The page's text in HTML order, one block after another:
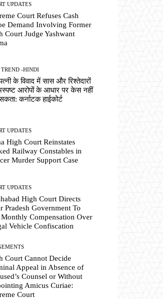
UPDATES
Court Refuses Cash
Demand Involving Former
Court Judge Yashwant
TREND -HINDI
के विवाद में सास और रिश्तेदारों
आरोपों के आधार पर केस नहीं
कर्नाटक हाईकोर्ट
UPDATES
High Court Reinstates
Railway Constables in
Murder Support Case
UPDATES
High Court Directs
Pradesh Government To
Monthly Compensation Over
Vehicle Confiscation
Court Cannot Decide
Appeal in Absence of
Counsel or Without
Amicus Curiae:
Court